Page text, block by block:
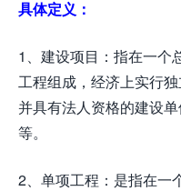
具体定义：
1、建设项目：指在一个
工程组成，经济上实行
并具有法人资格的建设
等。
2、单项工程：是指在一